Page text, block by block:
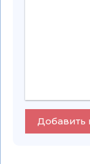
Добавить